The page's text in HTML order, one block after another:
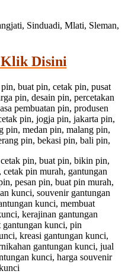
Sinduadi, Mlati, Sleman,
Klik Disini
buat pin, cetak pin, pusat
pin, desain pin, percetakan
pembuatan pin, produsen
pin, jogja pin, jakarta pin,
pin, medan pin, malang pin,
pin, bekasi pin, bali pin,
pin, buat pin, bikin pin,
pin murah, gantungan
pesan pin, buat pin murah,
kunci, souvenir gantungan
kunci, membuat
kerajinan gantungan
kunci, pin
kreasi gantungan kunci,
gantungan kunci, jual
kunci, harga souvenir